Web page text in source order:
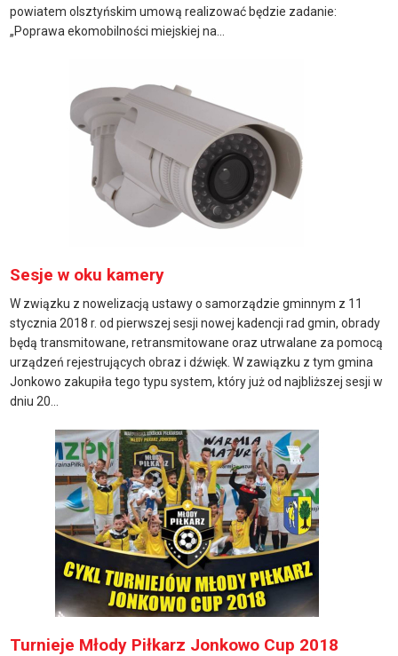
powiatem olsztyńskim umową realizować będzie zadanie:
„Poprawa ekomobilności miejskiej na...
Sesje w oku kamery
W związku z nowelizacją ustawy o samorządzie gminnym z 11
stycznia 2018 r. od pierwszej sesji nowej kadencji rad gmin, obrady
będą transmitowane, retransmitowane oraz utrwalane za pomocą
urządzeń rejestrujących obraz i dźwięk. W zawiązku z tym gmina
Jonkowo zakupiła tego typu system, który już od najbliższej sesji w
dniu 20...
Turnieje Młody Piłkarz Jonkowo Cup 2018